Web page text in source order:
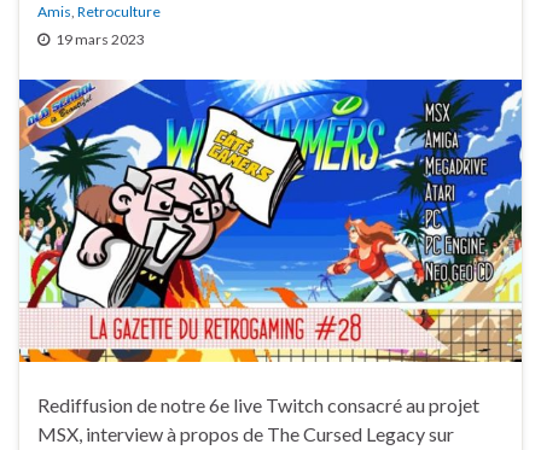
Amis Retroculture
19 mars 2023
Rediffusion de notre 6e live Twitch consacré au projet
MSX, interview à propos de The Cursed Legacy sur